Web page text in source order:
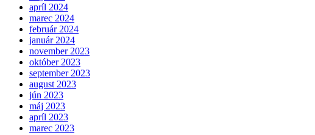
apríl 2024
marec 2024
február 2024
január 2024
november 2023
október 2023
september 2023
august 2023
jún 2023
máj 2023
apríl 2023
marec 2023